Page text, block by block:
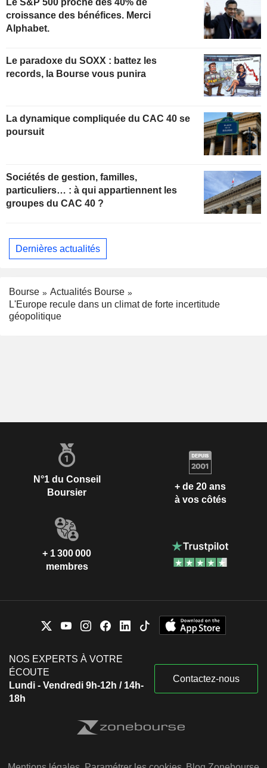
croissance des bénéfices. Merci
Alphabet.
Le paradoxe du SOXX : battez les
records, la Bourse vous punira
La dynamique compliquée du CAC 40 se
poursuit
Sociétés de gestion, familles,
particuliers… : à qui appartiennent les
groupes du CAC 40 ?
Dernières actualités
Bourse
Actualités Bourse
L'Europe recule dans un climat de forte incertitude
géopolitique
N°1 du Conseil
Boursier
+ de 20 ans
à vos côtés
+ 1 300 000
membres
NOS EXPERTS À VOTRE
ÉCOUTE
Lundi - Vendredi 9h-12h / 14h-
18h
Contactez-nous